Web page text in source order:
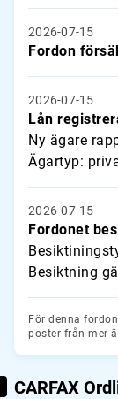
2026-07-15
Fordon
2026-07-15
Lån
Ny ägare
Ägartyp:
2026-07-15
Fordonet
Besiktning
För denna
poster från mer
CARFAX